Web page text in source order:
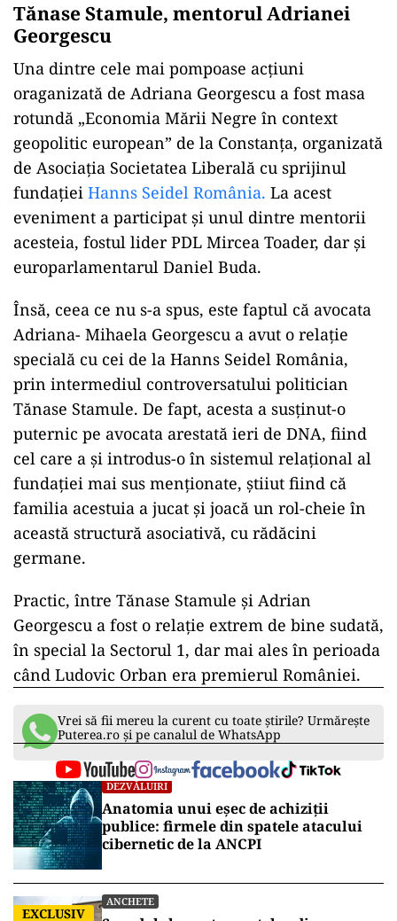
Tănase Stamule, mentorul Adrianei
Georgescu
Una dintre cele mai pompoase acțiuni
oraganizată de Adriana Georgescu a fost masa
rotundă „Economia Mării Negre în context
geopolitic european” de la Constanța, organizată
de Asociația Societatea Liberală cu sprijinul
fundației Hanns Seidel România. La acest
eveniment a participat și unul dintre mentorii
acesteia, fostul lider PDL Mircea Toader, dar și
europarlamentarul Daniel Buda.
Însă, ceea ce nu s-a spus, este faptul că avocata
Adriana- Mihaela Georgescu a avut o relație
specială cu cei de la Hanns Seidel România,
prin intermediul controversatului politician
Tănase Stamule. De fapt, acesta a susținut-o
puternic pe avocata arestată ieri de DNA, fiind
cel care a și introdus-o în sistemul relațional al
fundației mai sus menționate, știiut fiind că
familia acestuia a jucat și joacă un rol-cheie în
această structură asociativă, cu rădăcini
germane.
Practic, între Tănase Stamule și Adrian
Georgescu a fost o relație extrem de bine sudată,
în special la Sectorul 1, dar mai ales în perioada
când Ludovic Orban era premierul României.
Vrei să fii mereu la curent cu toate știrile? Urmărește
Puterea.ro și pe canalul de WhatsApp
DEZVĂLUIRI
Anatomia unui eșec de achiziții
publice: firmele din spatele atacului
cibernetic de la ANCPI
EXCLUSIV
ANCHETE